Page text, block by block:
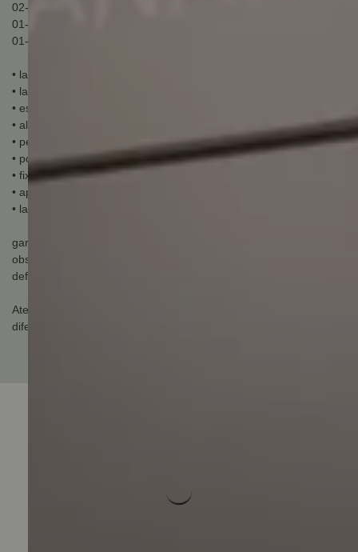
02- pescador
01- guia inferior
01- kit de fixação
• largura mínima: 851 mm
• largura máxima: 1000 mm
• espessura: 35 a 55 mm
• altura máxima: 2700 mm
• peso máximo: 70 kg
• portas de madeira
• fixação: Lateral
• aplicação: Suspenso
• lado: Direto
garantia do fabricante: 3 meses
observação sobre a garantia do fabricante: Garantia apenas para
defeito de fabricação, não cobre mau uso.
Atenção: Imagem meramente ilustrativa, podendo conter alguma
diferença em sua tonalidade.